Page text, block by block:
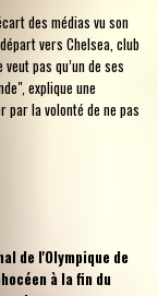
des médias vu son
vers Chelsea, club
pas qu’un de ses
explique une
par la volonté de ne pas
de l'Olympique de
à la fin du